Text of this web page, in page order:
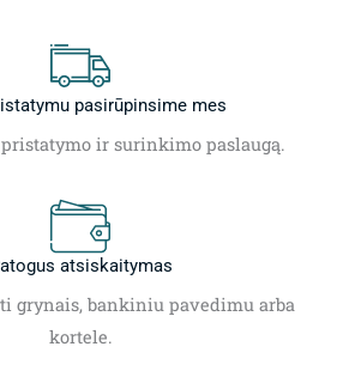
pasirūpinsime mes
ir surinkimo paslaugą.
atsiskaitymas
grynais, bankiniu pavedimu arba
kortele.